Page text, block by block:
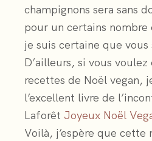
champignons sera sans
pour un certains nombre
je suis certaine que vous
D’ailleurs, si vous voulez
recettes de Noël vegan,
l’excellent livre de
Laforêt Joyeux Noël
Voilà, j’espère que cette